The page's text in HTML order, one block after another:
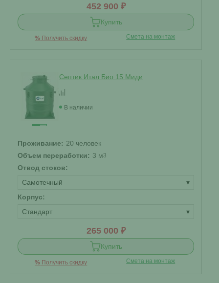
452 900 ₽
Купить
% Получить скидку Смета на монтаж
Септик Итал Био 15 Миди
В наличии
Проживание: 20 человек
Объем переработки: 3 м3
Отвод стоков:
Самотечный
▾
Корпус:
Стандарт
▾
265 000 ₽
Купить
% Получить скидку Смета на монтаж